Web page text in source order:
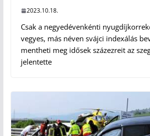
2023.10.18.
Csak a negyedévenkénti
vegyes, más néven svájci indexálás
mentheti meg idősek százezreit az
jelentette